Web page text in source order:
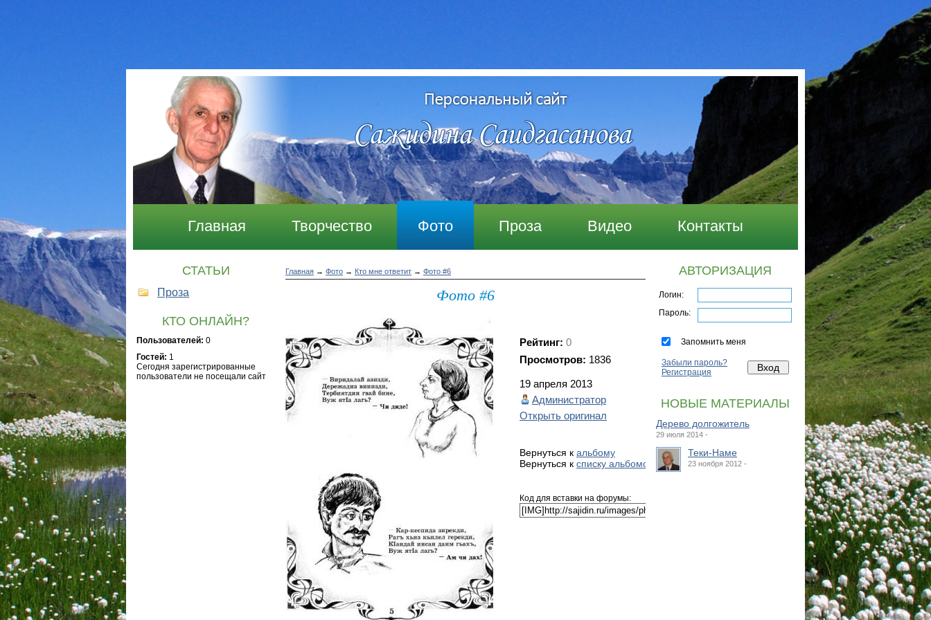
Главная Творчество Фото Проза Видео Контакты
СТАТЬИ
Проза
КТО ОНЛАЙН?
Пользователей: 0
Гостей: 1
Сегодня зарегистрированные
пользователи не посещали сайт
АВТОРИЗАЦИЯ
Логин:
Пароль:
Запомнить меня
Забыли пароль?
Регистрация
НОВЫЕ МАТЕРИАЛЫ
Дерево долгожитель
29 июля 2014 -
Теки-Наме
23 ноября 2012 -
Главная → Фото → Кто мне ответит → Фото #6
Фото #6
Рейтинг: 0
Просмотров: 1836
19 апреля 2013
Администратор
Открыть оригинал
Вернуться к альбому
Вернуться к списку альбомов
Код для вставки на форумы: